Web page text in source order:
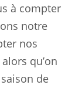
à compter
notre
nos
alors qu’on
de